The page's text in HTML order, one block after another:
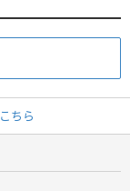
ちら